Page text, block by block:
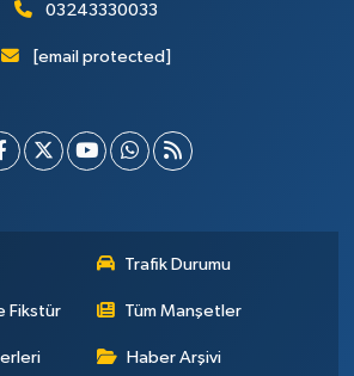
03243330033
[email protected]
Trafik Durumu
Fikstür Tüm Manşetler
Haber Arşivi